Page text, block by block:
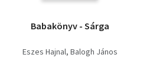
Babakönyv - Sárga
Eszes Hajnal Balogh János